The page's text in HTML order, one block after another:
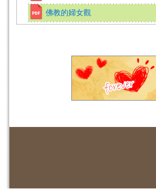
佛教的婦女觀